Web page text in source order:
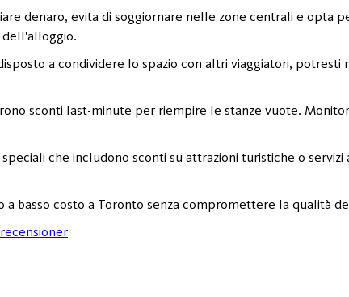
denaro, evita di soggiornare nelle zone centrali e opta
a condividere lo spazio con altri viaggiatori,
sconti last-minute per riempire le stanze vuote.
che includono sconti su attrazioni turistiche o
basso costo a Toronto senza compromettere la qualità